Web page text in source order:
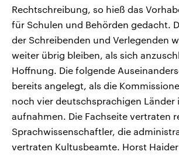
Rechtschreibung, so hieß das
für Schulen und Behörden gedacht.
der Schreibenden und Verlegenden
weiter übrig bleiben, als sich
Hoffnung. Die folgende
bereits angelegt, als die
noch vier deutschsprachigen Länder
aufnahmen. Die Fachseite vertraten
Sprachwissenschaftler, die
vertraten Kultusbeamte. Horst